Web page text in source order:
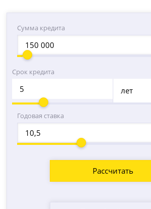
Сумма кредита
Срок кредита
лет
Годовая ставка
Рассчитать